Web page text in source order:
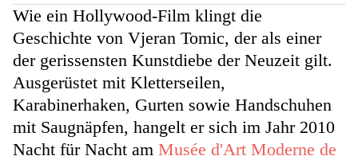
Wie ein Hollywood-Film klingt die
Geschichte von Vjeran Tomic, der als einer
der gerissensten Kunstdiebe der Neuzeit gilt.
Ausgerüstet mit Kletterseilen,
Karabinerhaken, Gurten sowie Handschuhen
mit Saugnäpfen, hangelt er sich im Jahr 2010
Nacht für Nacht am Musée d'Art Moderne de